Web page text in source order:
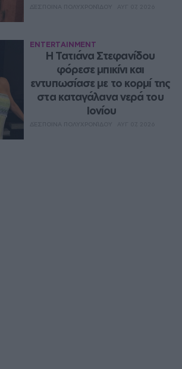
ENTERTAINMENT
Η Τατιάνα Στεφανίδου
φόρεσε μπικίνι και
εντυπωσίασε με το κορμί της
στα καταγάλανα νερά του
Ιονίου